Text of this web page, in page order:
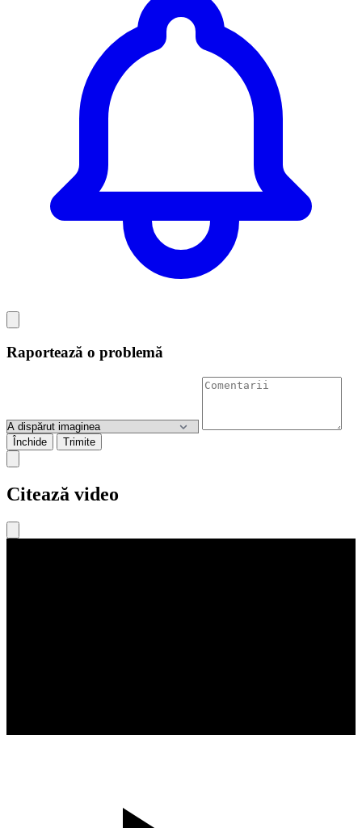
Raportează o problemă
Închide Trimite
Citează video